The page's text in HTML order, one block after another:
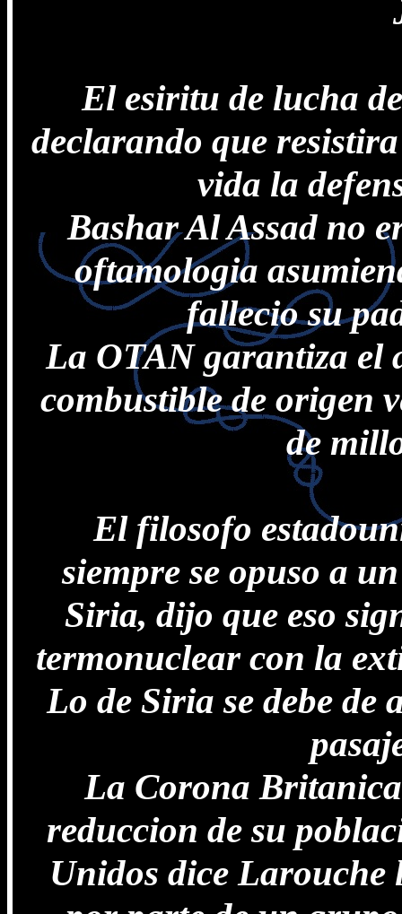
El esiritu de lucha
declarando que
vida la
Bashar Al Assad no
oftamologia
fallecio su
La OTAN garantiza el
combustible de origen
de
El filosofo
siempre se opuso a
Siria, dijo que eso
termonuclear con la
Lo de Siria se debe de
La Corona
reduccion de su
Unidos dice